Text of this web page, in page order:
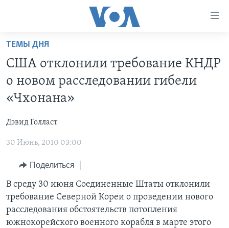
Перейти
основной
контент
Перейти
основной
Перейти
поиск
АМЕРИКА
ИТОГИ
ПОЧЕМУ ЭТО ВАЖНО?
ДИСКУССИЯ VOA
ДЕТАЛИ
НЬЮ-ЙОРК NEW YORK
АМЕРИКА. БОЛЬШОЕ ПУТЕШЕСТВИЕ
ПРОЕКТЫ
НАША АМЕРИКАНСКАЯ ИСТОРИЯ
А КАК В АМЕРИКЕ?
АРТЕФАКТЫ
АМЕРИКАНСКИЕ ГОРОДКИ
ТЕСТЫ
ИНТЕРВЬЮ
ФАКТЫ ПРОТИВ ФЕЙКОВ
ЗА СВОБОДУ ПРЕССЫ
УЧИМ АНГЛИЙСКИЙ
ВИДЕО
ПОДПИСКА НА НОВОСТИ
ТЕМЫ ДНЯ
США отклонили требование КНДР
о новом расследовании гибели
«Чхонана»
Дэвид Голласт
30 Июнь, 2010 03:00
Поделиться
В среду 30 июня Соединенные Штаты отклонили
требование Северной Кореи о проведении нового
расследования обстоятельств потопления
южнокорейского военного корабля в марте этого